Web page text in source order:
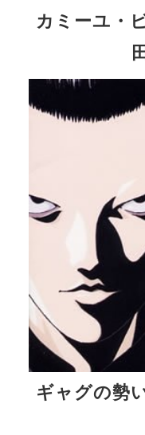
カミーユ・
ギャグの勢